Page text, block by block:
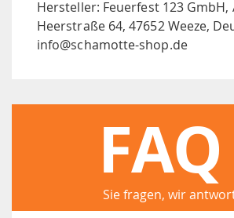
Hersteller: Feuerfest 123 GmbH,
Heerstraße 64, 47652 Weeze,
info@schamotte-shop.de
FAQ
Sie fragen, wir